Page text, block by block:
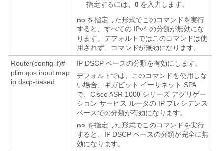
指定するには、 0 を入力します。
no を指定した形式でこのコマンドを実行
すると、すべての IPv4 の分類が無効にな
ります。デフォルトではこのコマンドは使
用されず、コマンドが無効になります。
Router(config-if)#
plim qos input map
ip dscp-based
IP DSCP ベースの分類を有効にします。
デフォルトでは、このコマンドを使用しな
い場合、ギガビット イーサネット SPA
で、Cisco ASR 1000 シリーズ アグリゲー
ション サービス ルータの IP プレシデンス
ベースでの分類が有効になります。
no を指定した形式でこのコマンドを実行
すると、IP DSCP ベースの分類が完全に無
効になります。